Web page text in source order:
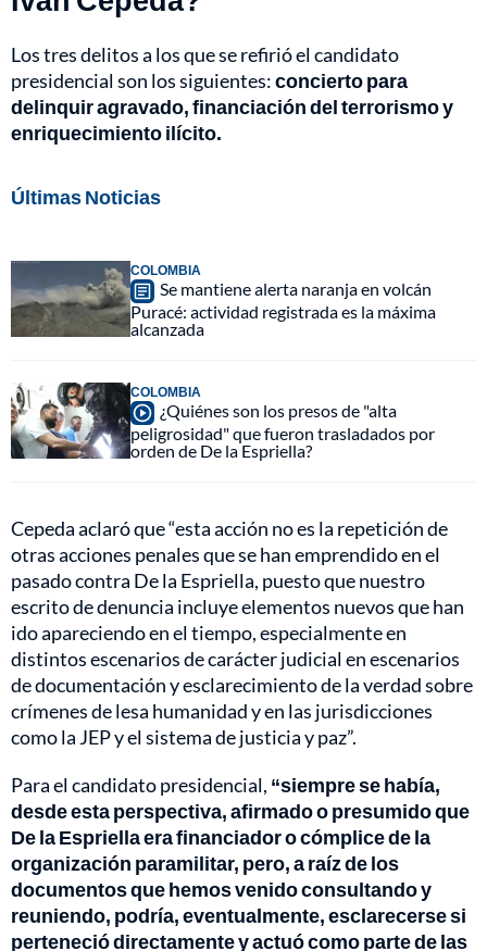
Los tres delitos a los que se refirió el candidato
presidencial son los siguientes:concierto para
delinquir agravado, financiación del terrorismo y
enriquecimiento ilícito.
Últimas Noticias
COLOMBIA
Se mantiene alerta naranja en volcán
Puracé: actividad registrada es la máxima
alcanzada
COLOMBIA
¿Quiénes son los presos de "alta
peligrosidad" que fueron trasladados por
orden de De la Espriella?
Cepeda aclaró que “esta acción no es la repetición de
otras acciones penales que se han emprendido en el
pasado contra De la Espriella, puesto que nuestro
escrito de denuncia incluye elementos nuevos que han
ido apareciendo en el tiempo, especialmente en
distintos escenarios de carácter judicial en escenarios
de documentación y esclarecimiento de la verdad sobre
crímenes de lesa humanidad y en las jurisdicciones
como la JEP y el sistema de justicia y paz”.
Para el candidato presidencial, “siempre se había,
desde esta perspectiva, afirmado o presumido que
De la Espriella era financiador o cómplice de la
organización paramilitar, pero, a raíz de los
documentos que hemos venido consultando y
reuniendo, podría, eventualmente, esclarecerse si
perteneció directamente y actuó como parte de las